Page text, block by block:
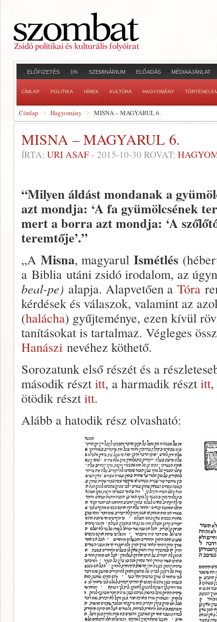
ELŐFIZETÉS 1% SZEMINÁRIUM ELŐADÁS MÉDIAAJÁNLAT
CÍMLAP POLITIKA HÍREK KULTÚRA HAGYOMÁNY
Címlap Hagyomány MISNA – MAGYARUL 6.
MISNA – MAGYARUL 6.
ÍRTA: URI ASAF - 2015-10-30 ROVAT:
“Milyen áldást mondanak a
azt mondja: ‘A fa gyümölcsének
mert a borra azt mondja: ‘A
teremtője’.”
„A Misna, magyarul Ismétlés
a Biblia utáni zsidó irodalom, az
beal-pe) alapja. Alapvetően a Tóra
kérdések és válaszok, valamint az
(halácha) gyűjteménye, ezen kívül
tanításokat is tartalmaz. Végleges
Hanászi nevéhez köthető.
Sorozatunk első részét és a
második részt itt, a harmadik részt itt
ötödik részt itt.
Alább a hatodik rész olvasható: